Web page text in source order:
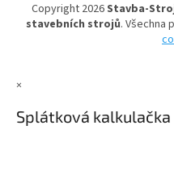
Copyright 2026Stavba-
stavebních strojů. Všechna
×
Splátková kalkulačka